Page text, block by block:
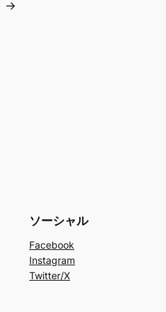
→
ソーシャル
Facebook
Instagram
Twitter/X